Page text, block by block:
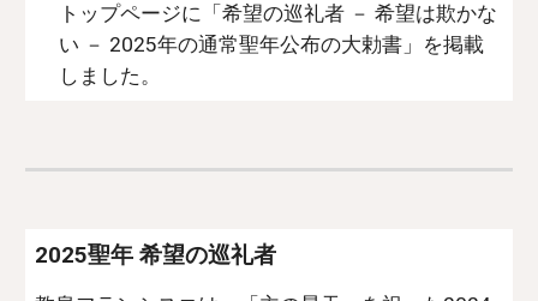
トップページに「希望の巡礼者 － 希望は欺かな
い － 2025年の通常聖年公布の大勅書」を掲載
しました。
2025聖年 希望の巡礼者